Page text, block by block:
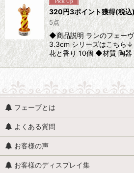
320円3ポイント獲得(税込
5点
◆商品説明 ランのフェー
3.3cm シリーズはこちら↓
花と香り 10個 ◆材質 陶器
フェーブとは
よくある質問
お客様の声
お客様のディスプレイ集